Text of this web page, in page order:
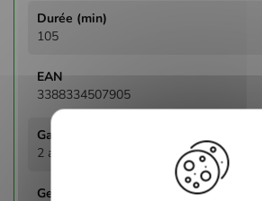
105
3388334507905
2 ans